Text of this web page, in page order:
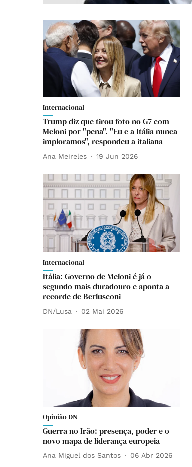
Internacional
Trump diz que tirou foto no G7 com
Meloni por "pena". "Eu e a Itália nunca
imploramos", respondeu a italiana
Ana Meireles 19 Jun 2026
Internacional
Itália: Governo de Meloni é já o
segundo mais duradouro e aponta a
recorde de Berlusconi
DN/Lusa 02 Mai 2026
Opinião DN
Guerra no Irão: presença, poder e o
novo mapa de liderança europeia
Ana Miguel dos Santos 06 Abr 2026